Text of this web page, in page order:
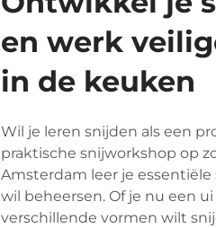
en werk
in de keuken
Wil je leren snijden als een
praktische snijworkshop op
Amsterdam leer je
wil beheersen. Of je nu een
verschillende vormen wilt